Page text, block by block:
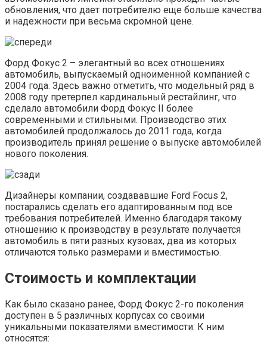
обновления, что дает потребителю еще больше качества
и надежности при весьма скромной цене.
Форд Фокус 2 – элегантный во всех отношениях
автомобиль, выпускаемый одноименной компанией с
2004 года. Здесь важно отметить, что модельный ряд в
2008 году претерпел кардинальный рестайлинг, что
сделало автомобили Форд Фокус II более
современными и стильными. Производство этих
автомобилей продолжалось до 2011 года, когда
производитель принял решение о выпуске автомобилей
нового поколения.
Дизайнеры компании, создававшие Ford Focus 2,
постарались сделать его адаптированным под все
требования потребителей. Именно благодаря такому
отношению к производству в результате получается
автомобиль в пяти разных кузовах, два из которых
отличаются только размерами и вместимостью.
Стоимость и комплектации
Как было сказано ранее, Форд Фокус 2-го поколения
доступен в 5 различных корпусах со своими
уникальными показателями вместимости. К ним
относятся: